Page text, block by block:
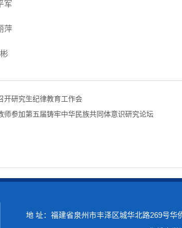
军
萍
开研究生纪律教育工作会
师参加第五届铸牢中华民族共同体意识研究论坛
地 址：福建省泉州市丰泽区城华北路269号